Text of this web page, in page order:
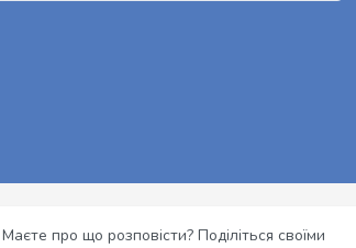
Маєте про що розповісти? Поділіться своїми